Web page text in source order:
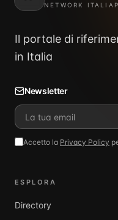
NETWORK
Il portale di
in Italia
Newsletter
Accetto la Privacy Policy
ESPLORA
Directory